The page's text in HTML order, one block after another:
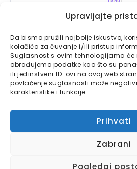
Upravljajte
Da bismo pružili najbolje iskustvo,
kolačića za čuvanje i/ili pristup
Suglasnost s ovim tehnologijama
obrađujemo podatke kao što su
ili jedinstveni ID-ovi na ovoj web
povlačenje suglasnosti može
karakteristike i funkcije.
Prihvati
Zabrani
Pogledaj
Instagram
Bajtbox
Linkovi
Kontaktirajte nas
Impressum